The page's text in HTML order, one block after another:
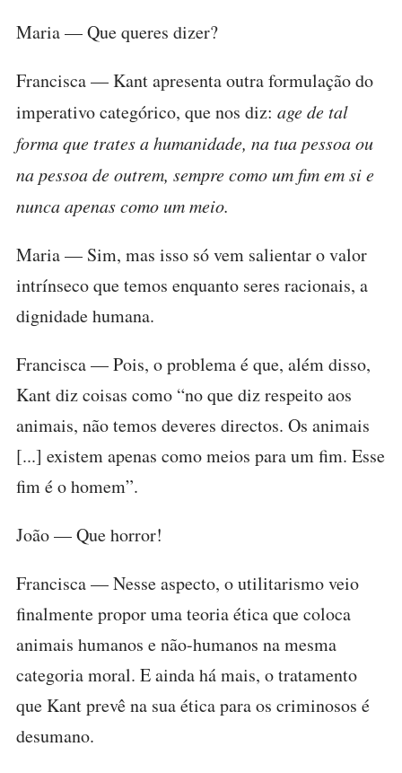
Maria — Que queres dizer?
Francisca — Kant apresenta outra formulação do
imperativo categórico, que nos diz: age de tal
forma que trates a humanidade, na tua pessoa ou
na pessoa de outrem, sempre como um fim em si e
nunca apenas como um meio.
Maria — Sim, mas isso só vem salientar o valor
intrínseco que temos enquanto seres racionais, a
dignidade humana.
Francisca — Pois, o problema é que, além disso,
Kant diz coisas como “no que diz respeito aos
animais, não temos deveres directos. Os animais
[...] existem apenas como meios para um fim. Esse
fim é o homem”.
João — Que horror!
Francisca — Nesse aspecto, o utilitarismo veio
finalmente propor uma teoria ética que coloca
animais humanos e não-humanos na mesma
categoria moral. E ainda há mais, o tratamento
que Kant prevê na sua ética para os criminosos é
desumano.